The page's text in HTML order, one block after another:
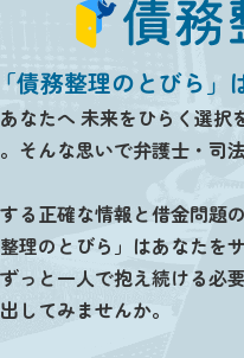
債務整理のとびら
なたへ 未来をひらく選
そんな思いで弁護士・司
る正確な情報と借金問題
理のとびら」はあなたを
っと一人で抱え続ける必
してみませんか。